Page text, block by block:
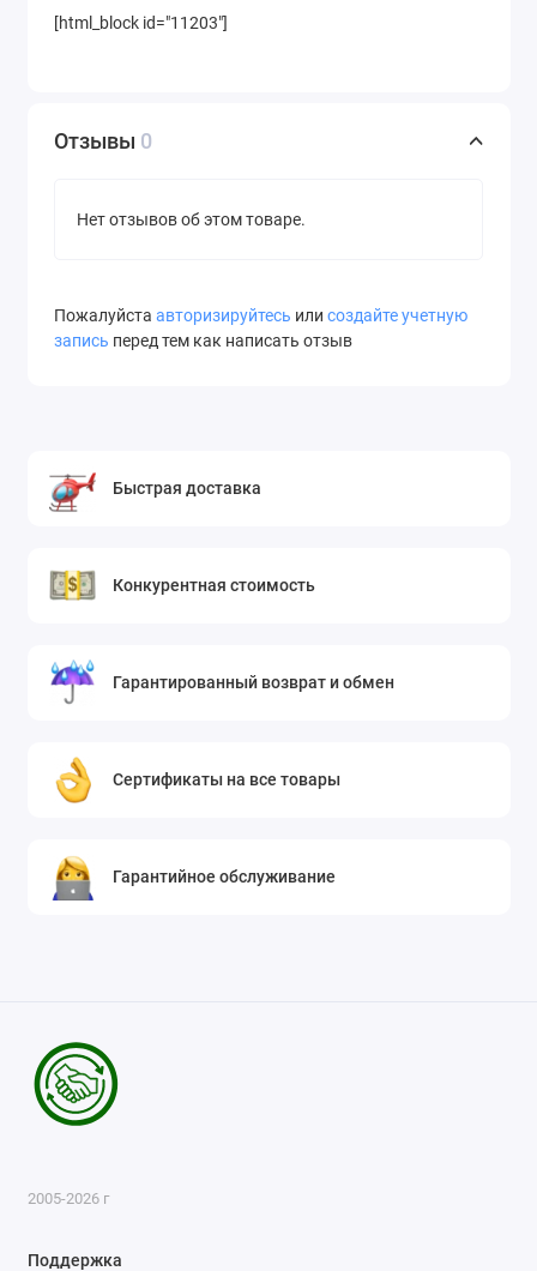
[html_block id="11203"]
Отзывы 0
Нет отзывов об этом товаре.
Пожалуйста авторизируйтесь или создайте учетную
запись перед тем как написать отзыв
Быстрая доставка
Конкурентная стоимость
Гарантированный возврат и обмен
Сертификаты на все товары
Гарантийное обслуживание
2005-2026 г
Поддержка